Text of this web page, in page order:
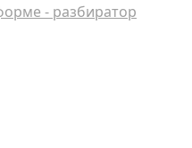
- разбиратор